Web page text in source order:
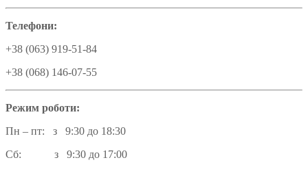
Телефони:
+38 (063) 919-51-84
+38 (068) 146-07-55
Режим роботи:
Пн – пт: з 9:30 до 18:30
Сб: з 9:30 до 17:00